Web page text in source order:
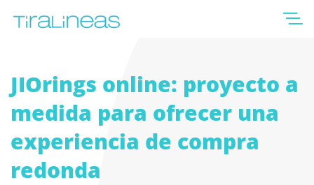
JIOrings online: proyecto a
medida para ofrecer una
experiencia de compra
redonda